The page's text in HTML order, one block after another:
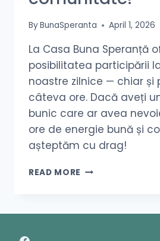
ByBunaSperanta April 1, 2026
La Casa Buna Speranță
posibilitatea participării
noastre zilnice — chiar și
câteva ore. Dacă aveți
bunic care ar avea
ore de energie bună și
așteptăm cu drag!
READ MORE